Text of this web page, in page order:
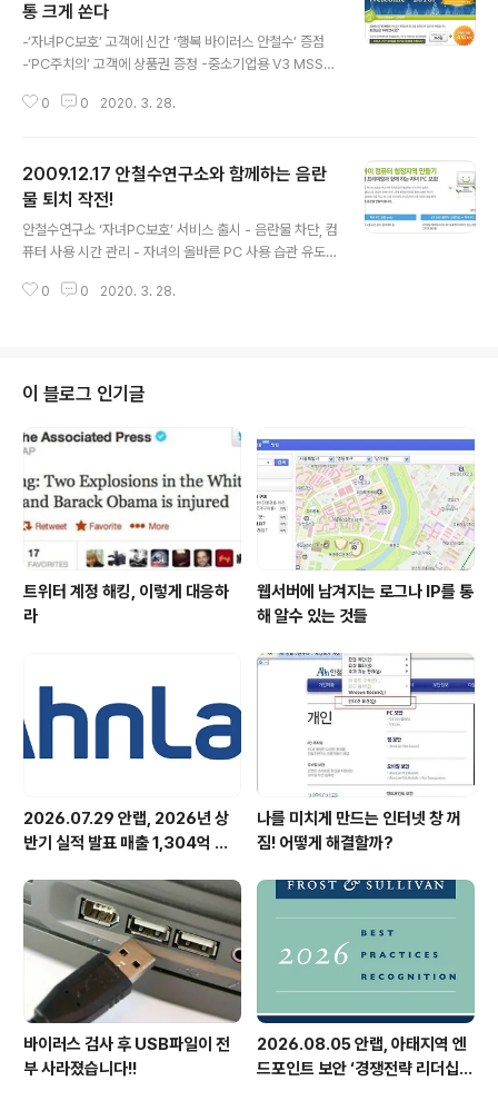
통 크게 쏜다
-‘자녀PC보호’ 고객에 신간 ‘행복 바이러스 안철수’ 증점
-‘PC주치의’ 고객에 상품권 증정 -중소기업용 V3 MSS
말연시를 맞아 개인 및 기업 고객을 위해 다채로운 사은 이
한 사은품을 증정해 풍요로운 연말연시 분위기를 느낄 수
있게 기획됐습니다. 우선 개인의 경우 ‘V3 365 클리닉’과
‘PC주치의’, ‘자녀PC보호’를 구매하는 고객이 사은 혜택을
받을 수 있습니다. 우선 1월 4일까지는 ‘V3 365 클리닉
1월 18일까지 ‘PC주치의’ 포함 상품을 구매하는 모든 ..
0 0 2020. 3. 28.
2009.12.17 안철수연구소와 함께하는 음란
물 퇴치 작전!
안철수연구소 ‘자녀PC보호’ 서비스 출시 - 음란물 차단, 컴
퓨터 사용 시간 관리 - 자녀의 올바른 PC 사용 습관 유도 -
아 자녀의 PC 사용 시간이 늘어 걱정하는 부모를 위해 자
비스인 ‘자녀PC보호’(http://v3clinic.ahnlab.com/v36
5/inipay/html/buy_xkeeper.html)를 개인용 통합백신
서비스인 ‘V3 365 클리닉’과 결합해 출시했습니다다. ‘자
녀PC보호’ 서비스는 지란지교소트프사의 ‘엑스키퍼 프리
미엄’의 다른 이름이며, 가정에서 자녀가..
0 0 2020. 3. 28.
이 블로그 인기글
트위터 계정 해킹, 이렇게 대응하
라
웹서버에 남겨지는 로그나 IP를 통
해 알수 있는 것들
2026.07.29 안랩, 2026년 상
반기 실적 발표 매출 1,304억 원,
나를 미치게 만드는 인터넷 창 꺼
짐! 어떻게 해결할까?
바이러스 검사 후 USB파일이 전
부 사라졌습니다!!
2026.08.05 안랩, 아태지역 엔
드포인트 보안 ‘경쟁전략 리더십’